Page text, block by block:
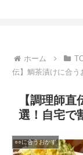
ホーム
伝】鯛茶漬けに合う
【調理師
選！自宅で
○○に合うおかず